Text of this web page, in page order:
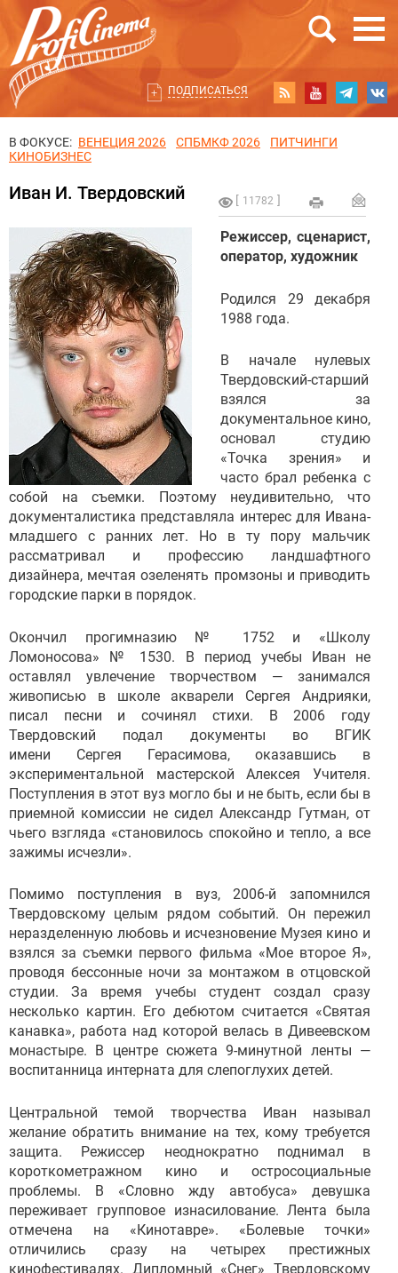
ПОДПИСАТЬСЯ
В ФОКУСЕ: ВЕНЕЦИЯ 2026 СПБМКФ 2026
ПИТЧИНГИ
КИНОБИЗНЕС
11782
Иван И. Твердовский
Режиссер, сценарист,
оператор, художник
Родился 29 декабря
1988 года.
В начале нулевых
Твердовский-старший
взялся за
документальное кино,
основал студию
«Точка зрения» и
часто брал ребенка с
собой на съемки. Поэтому неудивительно, что
документалистика представляла интерес для Ивана-
младшего с ранних лет. Но в ту пору мальчик
рассматривал и профессию ландшафтного
дизайнера, мечтая озеленять промзоны и приводить
городские парки в порядок.
Окончил прогимназию № 1752 и «Школу
Ломоносова» № 1530. В период учебы Иван не
оставлял увлечение творчеством — занимался
живописью в школе акварели Сергея Андрияки,
писал песни и сочинял стихи. В 2006 году
Твердовский подал документы во ВГИК
имени Сергея Герасимова, оказавшись в
экспериментальной мастерской Алексея Учителя.
Поступления в этот вуз могло бы и не быть, если бы в
приемной комиссии не сидел Александр Гутман, от
чьего взгляда «становилось спокойно и тепло, а все
зажимы исчезли».
Помимо поступления в вуз, 2006-й запомнился
Твердовскому целым рядом событий. Он пережил
неразделенную любовь и исчезновение Музея кино и
взялся за съемки первого фильма «Мое второе Я»,
проводя бессонные ночи за монтажом в отцовской
студии. За время учебы студент создал сразу
несколько картин. Его дебютом считается «Святая
канавка», работа над которой велась в Дивеевском
монастыре. В центре сюжета 9-минутной ленты —
воспитанница интерната для слепоглухих детей.
Центральной темой творчества Иван называл
желание обратить внимание на тех, кому требуется
защита. Режиссер неоднократно поднимал в
короткометражном кино и остросоциальные
проблемы. В «Словно жду автобуса» девушка
переживает групповое изнасилование. Лента была
отмечена на «Кинотавре». «Болевые точки»
отличились сразу на четырех престижных
кинофестивалях. Дипломный «Снег» Твердовскому